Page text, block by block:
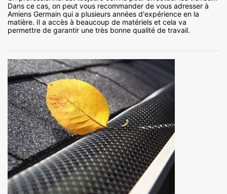
Dans ce cas, on peut vous recommander de vous adresser à
Amiens Germain qui a plusieurs années d'expérience en la
matière. Il a accès à beaucoup de matériels et cela va
permettre de garantir une très bonne qualité de travail.